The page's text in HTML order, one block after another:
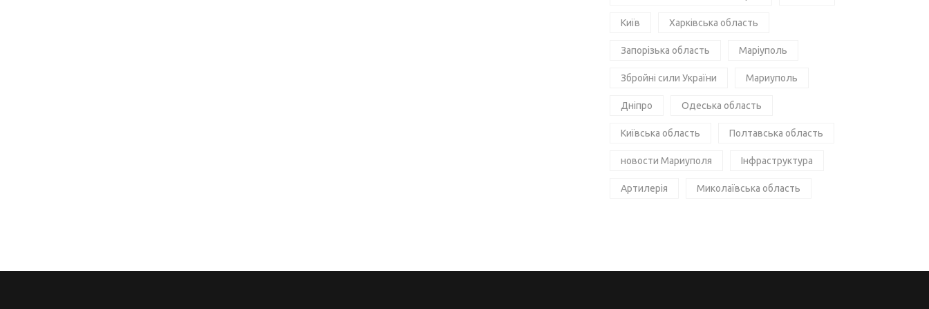
Київ Харківська область
Запорізька область Маріуполь
Збройні сили України Мариуполь
Дніпро Одеська область
Київська область Полтавська область
новости Мариуполя Інфраструктура
Артилерія Миколаївська область